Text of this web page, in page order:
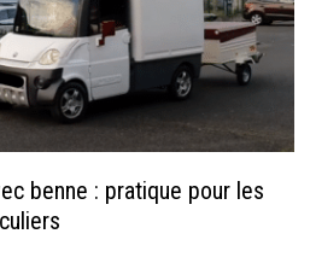
benne : pratique pour les